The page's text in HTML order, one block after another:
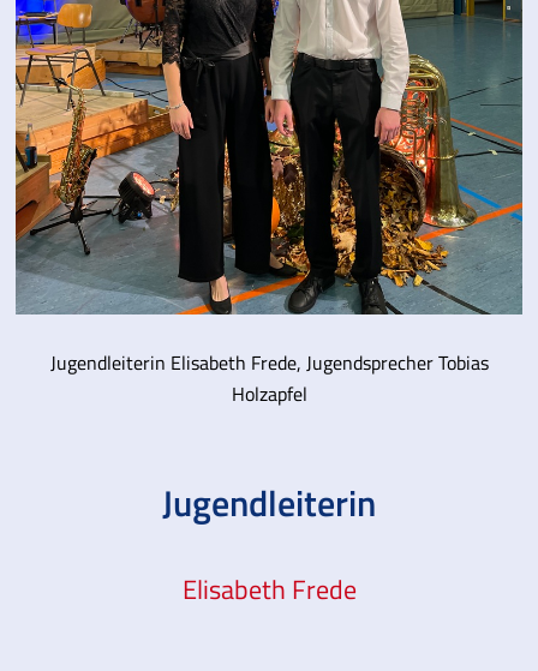
Jugendleiterin Elisabeth Frede, Jugendsprecher Tobias
Holzapfel
Jugendleiterin
Elisabeth Frede